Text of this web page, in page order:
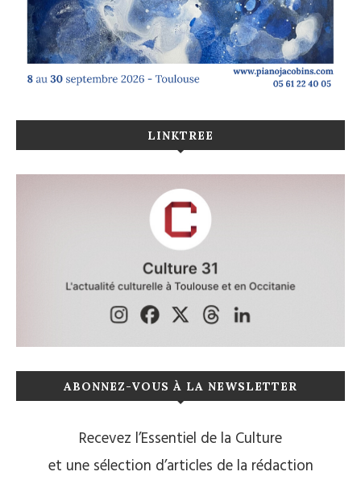
LINKTREE
ABONNEZ-VOUS À LA NEWSLETTER
Recevez l’Essentiel de la Culture
et une sélection d’articles de la rédaction